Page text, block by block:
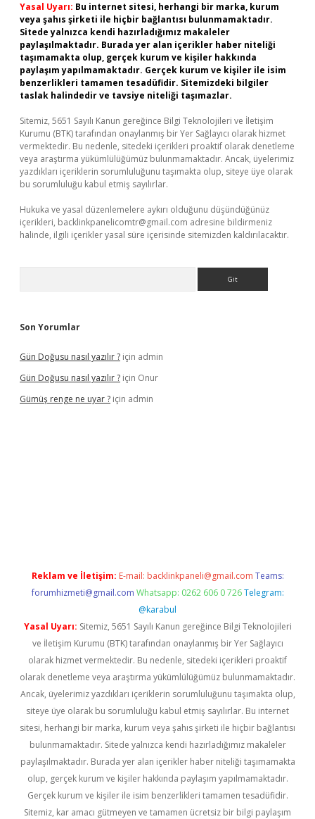
Yasal Uyarı: Bu internet sitesi, herhangi bir marka, kurum
veya şahıs şirketi ile hiçbir bağlantısı bulunmamaktadır.
Sitede yalnızca kendi hazırladığımız makaleler
paylaşılmaktadır. Burada yer alan içerikler haber niteliği
taşımamakta olup, gerçek kurum ve kişiler hakkında
paylaşım yapılmamaktadır. Gerçek kurum ve kişiler ile isim
benzerlikleri tamamen tesadüfidir. Sitemizdeki bilgiler
taslak halindedir ve tavsiye niteliği taşımazlar.
Sitemiz, 5651 Sayılı Kanun gereğince Bilgi Teknolojileri ve İletişim
Kurumu (BTK) tarafından onaylanmış bir Yer Sağlayıcı olarak hizmet
vermektedir. Bu nedenle, sitedeki içerikleri proaktif olarak denetleme
veya araştırma yükümlülüğümüz bulunmamaktadır. Ancak, üyelerimiz
yazdıkları içeriklerin sorumluluğunu taşımakta olup, siteye üye olarak
bu sorumluluğu kabul etmiş sayılırlar.
Hukuka ve yasal düzenlemelere aykırı olduğunu düşündüğünüz
içerikleri, backlinkpanelicomtr@gmail.com adresine bildirmeniz
halinde, ilgili içerikler yasal süre içerisinde sitemizden kaldırılacaktır.
Son Yorumlar
Gün Doğusu nasıl yazılır ? için admin
Gün Doğusu nasıl yazılır ? için Onur
Gümüş renge ne uyar ? için admin
Reklam ve İletişim: E-mail: backlinkpaneli@gmail.com Teams:
forumhizmeti@gmail.com Whatsapp: 0262 606 0 726 Telegram:
@karabul
Yasal Uyarı: Sitemiz, 5651 Sayılı Kanun gereğince Bilgi Teknolojileri
ve İletişim Kurumu (BTK) tarafından onaylanmış bir Yer Sağlayıcı
olarak hizmet vermektedir. Bu nedenle, sitedeki içerikleri proaktif
olarak denetleme veya araştırma yükümlülüğümüz bulunmamaktadır.
Ancak, üyelerimiz yazdıkları içeriklerin sorumluluğunu taşımakta olup,
siteye üye olarak bu sorumluluğu kabul etmiş sayılırlar. Bu internet
sitesi, herhangi bir marka, kurum veya şahıs şirketi ile hiçbir bağlantısı
bulunmamaktadır. Sitede yalnızca kendi hazırladığımız makaleler
paylaşılmaktadır. Burada yer alan içerikler haber niteliği taşımamakta
olup, gerçek kurum ve kişiler hakkında paylaşım yapılmamaktadır.
Gerçek kurum ve kişiler ile isim benzerlikleri tamamen tesadüfidir.
Sitemiz, kar amacı gütmeyen ve tamamen ücretsiz bir bilgi paylaşım